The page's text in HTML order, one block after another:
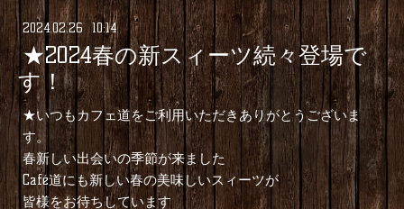
2024.02.26 10:14
★2024春の新スィーツ続々登場で
す！
★いつもカフェ道をご利用いただきありがとうございま
す。
春新しい出会いの季節が来ました
Café道にも新しい春の美味しいスィーツが
皆様をお待ちしています